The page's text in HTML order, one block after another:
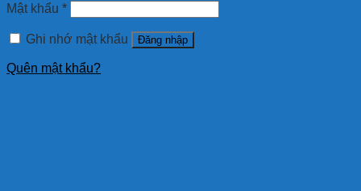
Mật khẩu *
Ghi nhớ mật khẩu Đăng nhập
Quên mật khẩu?